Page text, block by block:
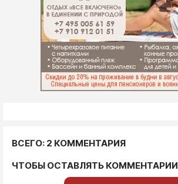
ВСЕГО: 2 КОММЕНТАРИЯ
ЧТОБЫ ОСТАВЛЯТЬ КОММЕНТАРИИ